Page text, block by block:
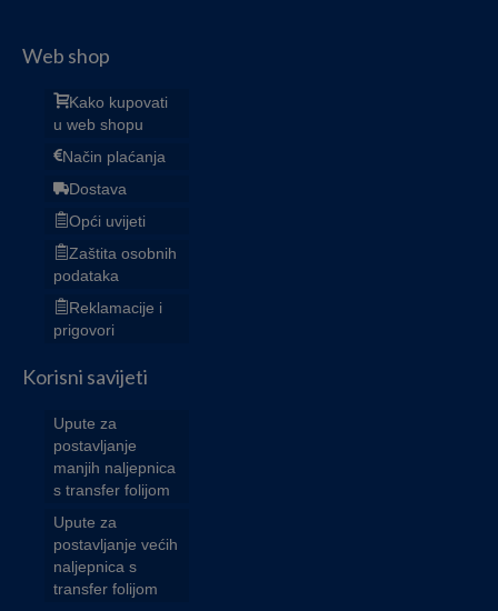
Web shop
Kako kupovati
u web shopu
Način plaćanja
Dostava
Opći uvijeti
Zaštita osobnih
podataka
Reklamacije i
prigovori
Korisni savijeti
Upute za
postavljanje
manjih naljepnica
s transfer folijom
Upute za
postavljanje većih
naljepnica s
transfer folijom